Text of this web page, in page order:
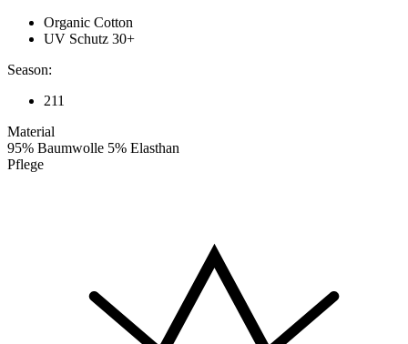
Organic Cotton
UV Schutz 30+
Season:
211
Material
95% Baumwolle 5% Elasthan
Pflege